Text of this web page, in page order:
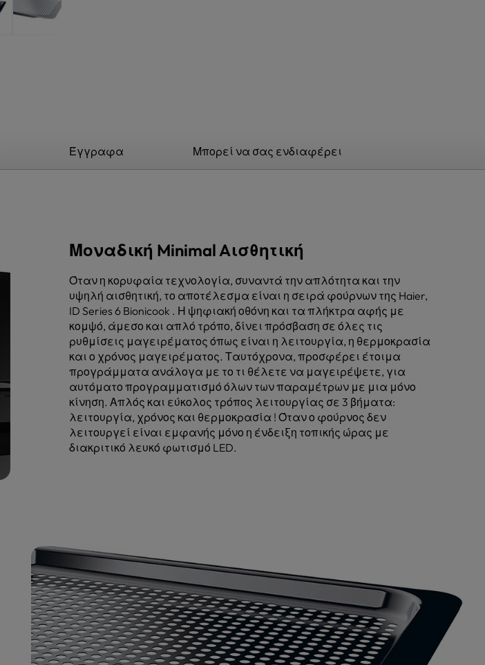
Έγγραφα Μπορεί να σας ενδιαφέρει
Μοναδική Minimal Aισθητική
Όταν η κορυφαία τεχνολογία, συναντά την απλότητα και την
υψηλή αισθητική, το αποτέλεσμα είναι η σειρά φούρνων της Haier,
ID Series 6 Bionicook . Η ψηφιακή οθόνη και τα πλήκτρα αφής με
κομψό, άμεσο και απλό τρόπο, δίνει πρόσβαση σε όλες τις
ρυθμίσεις μαγειρέματος όπως είναι η λειτουργία, η θερμοκρασία
και ο χρόνος μαγειρέματος. Ταυτόχρονα, προσφέρει έτοιμα
προγράμματα ανάλογα με το τι θέλετε να μαγειρέψετε, για
αυτόματο προγραμματισμό όλων των παραμέτρων με μια μόνο
κίνηση. Απλός και εύκολος τρόπος λειτουργίας σε 3 βήματα:
λειτουργία, χρόνος και θερμοκρασία ! Όταν ο φούρνος δεν
λειτουργεί είναι εμφανής μόνο η ένδειξη τοπικής ώρας με
διακριτικό λευκό φωτισμό LED.